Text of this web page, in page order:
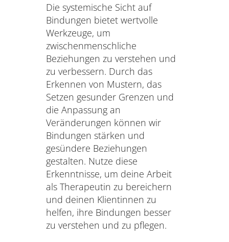
Die systemische Sicht auf
Bindungen bietet wertvolle
Werkzeuge, um
zwischenmenschliche
Beziehungen zu verstehen und
zu verbessern. Durch das
Erkennen von Mustern, das
Setzen gesunder Grenzen und
die Anpassung an
Veränderungen können wir
Bindungen stärken und
gesündere Beziehungen
gestalten. Nutze diese
Erkenntnisse, um deine Arbeit
als Therapeutin zu bereichern
und deinen Klientinnen zu
helfen, ihre Bindungen besser
zu verstehen und zu pflegen.